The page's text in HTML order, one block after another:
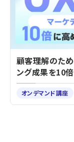
顧客理解のた
ング成果を10
オンデマンド講座